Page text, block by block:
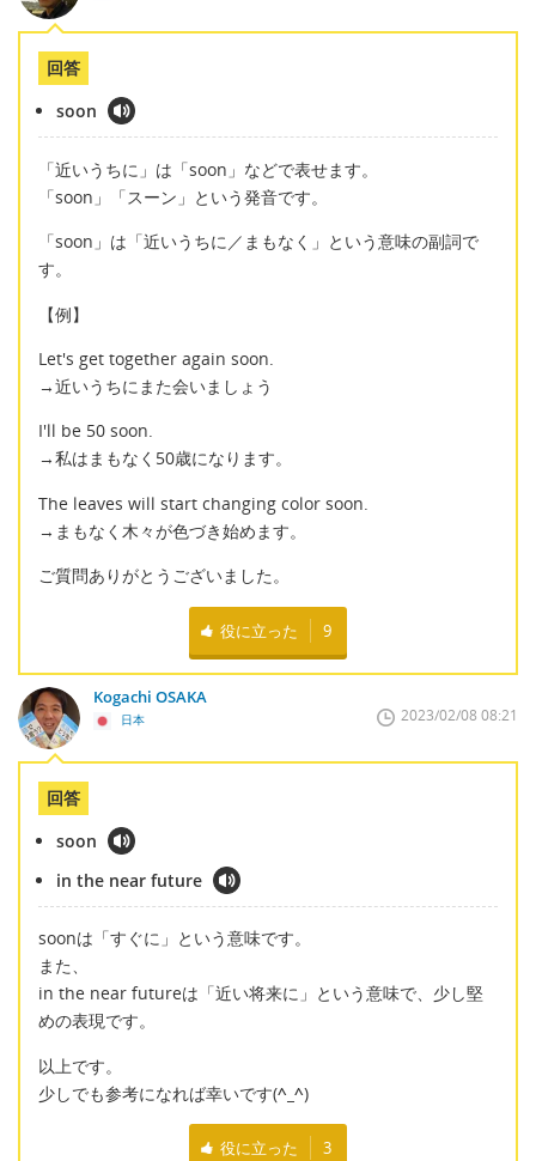
回答
soon
「近いうちに」は「soon」などで表せます。
「soon」「スーン」という発音です。
「soon」は「近いうちに／まもなく」という意味の副詞で
す。
【例】
Let's get together again soon.
→近いうちにまた会いましょう
I'll be 50 soon.
→私はまもなく50歳になります。
The leaves will start changing color soon.
→まもなく木々が色づき始めます。
ご質問ありがとうございました。
役に立った 9
Kogachi OSAKA
日本 2023/02/08 08:21
回答
soon
in the near future
soonは「すぐに」という意味です。
また、
in the near futureは「近い将来に」という意味で、少し堅
めの表現です。
以上です。
少しでも参考になれば幸いです(^_^)
役に立った 3